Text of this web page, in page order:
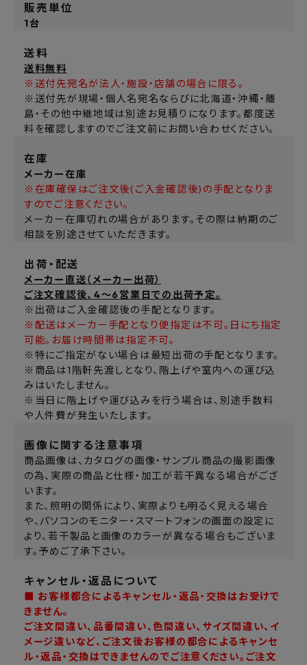
販売単位
1台
送料
送料無料
※送付先宛名が法人・施設・店舗の場合に限る。
※送付先が現場・個人名宛名ならびに北海道・沖縄・離
島・その他中継地域は別途お見積りになります。都度送
料を確認しますのでご注文前にお問い合わせください。
在庫
メーカー在庫
※在庫確保はご注文後(ご入金確認後)の手配となりま
すのでご注意ください。
メーカー在庫切れの場合があります。その際は納期のご
相談を別途させていただきます。
出荷・配送
メーカー直送（メーカー出荷）
ご注文確認後、4～6営業日での出荷予定。
※出荷はご入金確認後の手配となります。
※配送はメーカー手配となり便指定は不可。日にち指定
可能。お届け時間帯は指定不可。
※特にご指定がない場合は最短出荷の手配となります。
※商品は1階軒先渡しとなり、階上げや室内への運び込
みはいたしません。
※当日に階上げや運び込みを行う場合は、別途手数料
や人件費が発生いたします。
画像に関する注意事項
商品画像は、カタログの画像・サンプル商品の撮影画像
の為、実際の商品と仕様・加工が若干異なる場合がござ
います。
また、照明の関係により、実際よりも明るく見える場合
や、パソコンのモニター・スマートフォンの画面の設定に
より、若干製品と画像のカラーが異なる場合もございま
す。予めご了承下さい。
キャンセル・返品について
■ お客様都合によるキャンセル・返品・交換はお受けで
きません。
ご注文間違い、品番間違い、色間違い、サイズ間違い、イ
メージ違いなど、ご注文後お客様の都合によるキャンセ
ル・返品・交換はできませんのでご注意ください。ご注文